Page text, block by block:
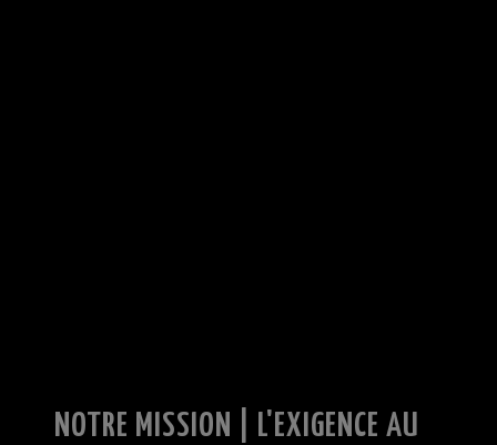
NOTRE MISSION | L'EXIGENCE AU